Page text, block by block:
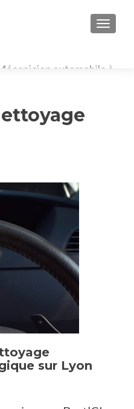
sur Lyon